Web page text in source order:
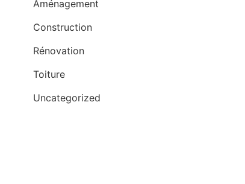
Aménagement
Construction
Rénovation
Toiture
Uncategorized